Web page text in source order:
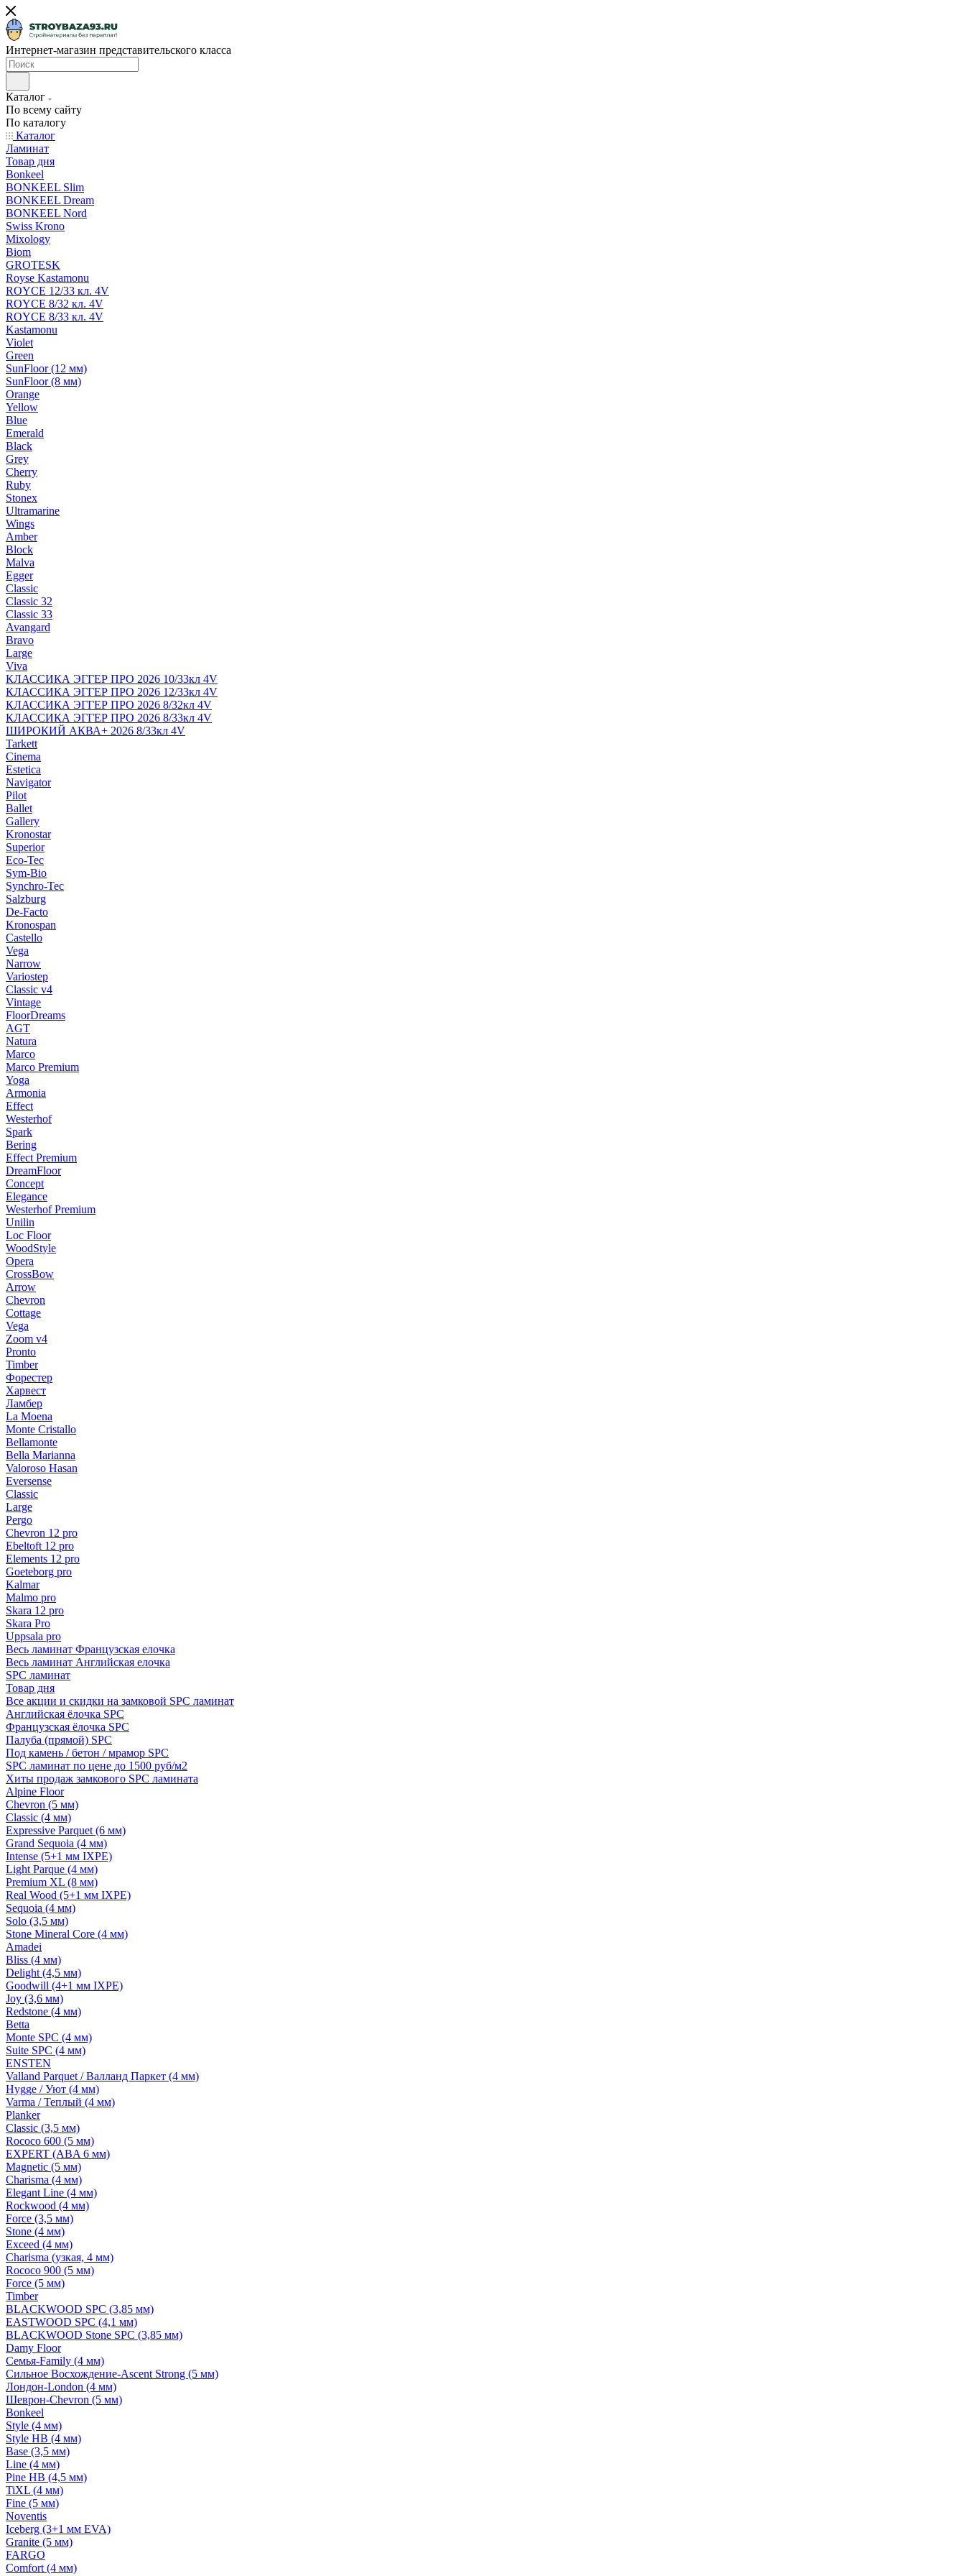
Интернет-магазин представительского класса
Каталог
По всему сайту
По каталогу
Каталог
Ламинат
Товар дня
Bonkeel
BONKEEL Slim
BONKEEL Dream
BONKEEL Nord
Swiss Krono
Mixology
Biom
GROTESK
Royse Kastamonu
ROYCE 12/33 кл. 4V
ROYCE 8/32 кл. 4V
ROYCE 8/33 кл. 4V
Kastamonu
Violet
Green
SunFloor (12 мм)
SunFloor (8 мм)
Orange
Yellow
Blue
Emerald
Black
Grey
Cherry
Ruby
Stonex
Ultramarine
Wings
Amber
Block
Malva
Egger
Classic
Classic 32
Classic 33
Avangard
Bravo
Large
Viva
КЛАССИКА ЭГГЕР ПРО 2026 10/33кл 4V
КЛАССИКА ЭГГЕР ПРО 2026 12/33кл 4V
КЛАССИКА ЭГГЕР ПРО 2026 8/32кл 4V
КЛАССИКА ЭГГЕР ПРО 2026 8/33кл 4V
ШИРОКИЙ АКВА+ 2026 8/33кл 4V
Tarkett
Cinema
Estetica
Navigator
Pilot
Ballet
Gallery
Kronostar
Superior
Eco-Tec
Sym-Bio
Synchro-Tec
Salzburg
De-Facto
Kronospan
Castello
Vega
Narrow
Variostep
Classic v4
Vintage
FloorDreams
AGT
Natura
Marco
Marco Premium
Yoga
Armonia
Effect
Westerhof
Spark
Bering
Effect Premium
DreamFloor
Concept
Elegance
Westerhof Premium
Unilin
Loc Floor
WoodStyle
Opera
CrossBow
Arrow
Chevron
Cottage
Vega
Zoom v4
Pronto
Timber
Форестер
Харвест
Ламбер
La Moena
Monte Cristallo
Bellamonte
Bella Marianna
Valoroso Hasan
Eversense
Classic
Large
Pergo
Chevron 12 pro
Ebeltoft 12 pro
Elements 12 pro
Goeteborg pro
Kalmar
Malmo pro
Skara 12 pro
Skara Pro
Uppsala pro
Весь ламинат Французская елочка
Весь ламинат Английская елочка
SPC ламинат
Товар дня
Все акции и скидки на замковой SPC ламинат
Английская ёлочка SPC
Французская ёлочка SPC
Палуба (прямой) SPC
Под камень / бетон / мрамор SPC
SPC ламинат по цене до 1500 руб/м2
Хиты продаж замкового SPC ламината
Alpine Floor
Chevron (5 мм)
Classic (4 мм)
Expressive Parquet (6 мм)
Grand Sequoia (4 мм)
Intense (5+1 мм IXPE)
Light Parque (4 мм)
Premium XL (8 мм)
Real Wood (5+1 мм IXPE)
Sequoia (4 мм)
Solo (3,5 мм)
Stone Mineral Core (4 мм)
Amadei
Bliss (4 мм)
Delight (4,5 мм)
Goodwill (4+1 мм IXPE)
Joy (3,6 мм)
Redstone (4 мм)
Betta
Monte SPC (4 мм)
Suite SPC (4 мм)
ENSTEN
Valland Parquet / Валланд Паркет (4 мм)
Hygge / Уют (4 мм)
Varma / Теплый (4 мм)
Planker
Classic (3,5 мм)
Rococo 600 (5 мм)
EXPERT (ABA 6 мм)
Magnetic (5 мм)
Charisma (4 мм)
Elegant Line (4 мм)
Rockwood (4 мм)
Force (3,5 мм)
Stone (4 мм)
Exceed (4 мм)
Charisma (узкая, 4 мм)
Rococo 900 (5 мм)
Force (5 мм)
Timber
BLACKWOOD SPC (3,85 мм)
EASTWOOD SPC (4,1 мм)
BLACKWOOD Stone SPC (3,85 мм)
Damy Floor
Семья-Family (4 мм)
Сильное Восхождение-Ascent Strong (5 мм)
Лондон-London (4 мм)
Шеврон-Chevron (5 мм)
Bonkeel
Style (4 мм)
Style HB (4 мм)
Base (3,5 мм)
Line (4 мм)
Pine HB (4,5 мм)
TiXL (4 мм)
Fine (5 мм)
Noventis
Iceberg (3+1 мм EVA)
Granite (5 мм)
FARGO
Comfort (4 мм)